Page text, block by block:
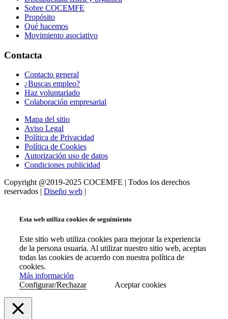
Sobre COCEMFE
Propósito
Qué hacemos
Movimiento asociativo
Contacta
Contacto general
¿Buscas empleo?
Haz voluntariado
Colaboración empresarial
Mapa del sitio
Aviso Legal
Política de Privacidad
Política de Cookies
Autorización uso de datos
Condiciones publicidad
Copyright @2019-2025 COCEMFE | Todos los derechos
reservados | Diseño web |
Esta web utiliza cookies de seguimiento
Este sitio web utiliza cookies para mejorar la experiencia
de la persona usuaria. Al utilizar nuestro sitio web, aceptas
todas las cookies de acuerdo con nuestra política de
cookies.
Más información
Configurar/Rechazar
Aceptar cookies